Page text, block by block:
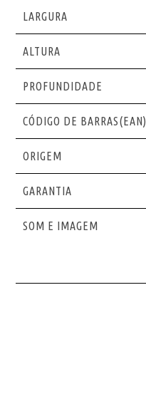
LARGURA
ALTURA
PROFUNDIDADE
CÓDIGO DE BARRAS(EAN)
ORIGEM
GARANTIA
SOM E IMAGEM